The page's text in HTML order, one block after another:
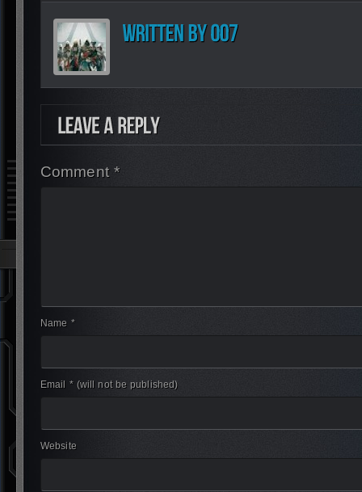
Comment *
Name *
Email * (will not be published)
Website